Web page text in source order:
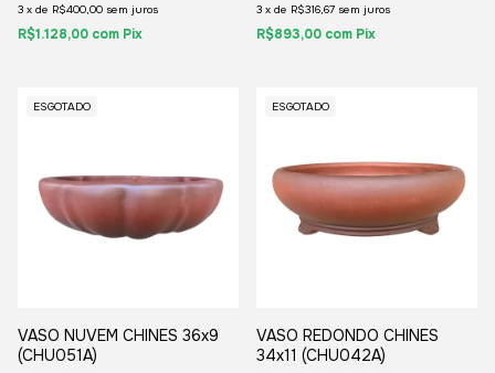
3 x de R$400,00 sem juros
R$1.128,00 com Pix
3 x de R$316,67 sem juros
R$893,00 com Pix
ESGOTADO
VASO NUVEM CHINES 36x9
(CHU051A)
ESGOTADO
VASO REDONDO CHINES
34x11 (CHU042A)